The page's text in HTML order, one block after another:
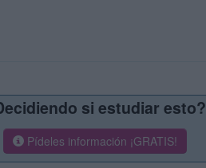
si estudiar esto?
Pídeles información ¡GRATIS!